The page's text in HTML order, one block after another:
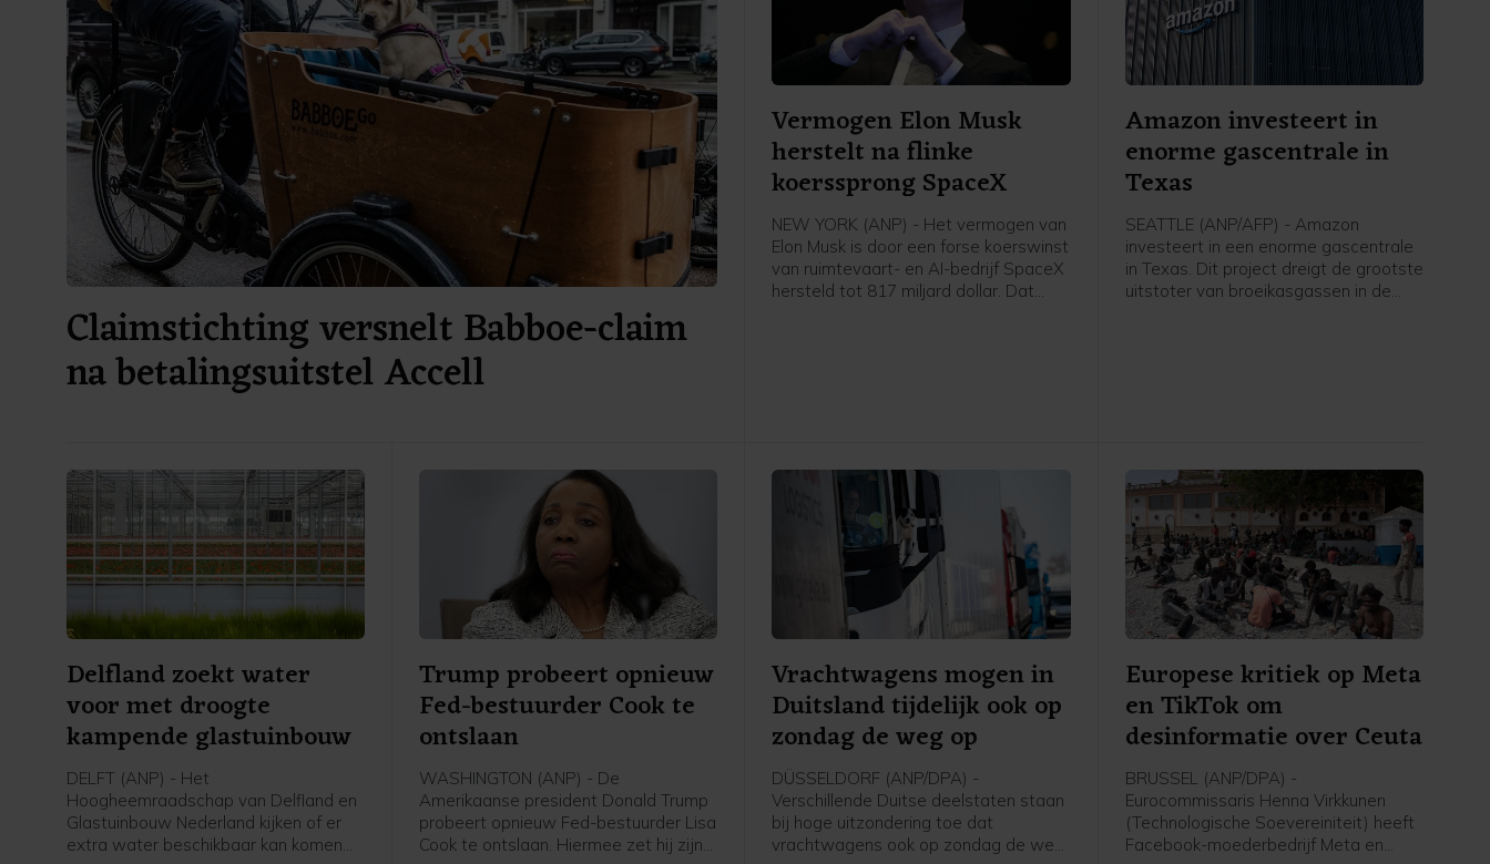
Claimstichting versnelt Babboe-claim
na betalingsuitstel Accell
Vermogen Elon Musk
herstelt na flinke
koerssprong SpaceX
NEW YORK (ANP) - Het vermogen van
Elon Musk is door een forse koerswinst
van ruimtevaart- en AI-bedrijf SpaceX
hersteld tot 817 miljard dollar. Dat
Amazon investeert in
enorme gascentrale in
Texas
SEATTLE (ANP/AFP) - Amazon
investeert in een enorme gascentrale
in Texas. Dit project dreigt de grootste
uitstoter van broeikasgassen in de
Delfland zoekt water
voor met droogte
kampende glastuinbouw
DELFT (ANP) - Het
Hoogheemraadschap van Delfland en
Glastuinbouw Nederland kijken of er
extra water beschikbaar kan komen
Trump probeert opnieuw
Fed-bestuurder Cook te
ontslaan
WASHINGTON (ANP) - De
Amerikaanse president Donald Trump
probeert opnieuw Fed-bestuurder Lisa
Cook te ontslaan. Hiermee zet hij zijn
Vrachtwagens mogen in
Duitsland tijdelijk ook op
zondag de weg op
DÜSSELDORF (ANP/DPA) -
Verschillende Duitse deelstaten staan
bij hoge uitzondering toe dat
vrachtwagens ook op zondag de weg
Europese kritiek op Meta
en TikTok om
desinformatie over Ceuta
BRUSSEL (ANP/DPA) -
Eurocommissaris Henna Virkkunen
(Technologische Soevereiniteit) heeft
Facebook-moederbedrijf Meta en